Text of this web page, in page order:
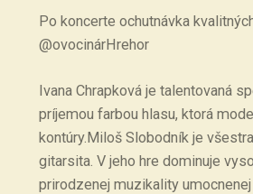
Po koncerte ochutnávka
@ovocinárHrehor
Ivana Chrapková je talentovaná
príjemou farbou hlasu, ktorá
kontúry.Miloš Slobodník je
gitarsita. V jeho hre dominuje
prirodzenej muzikality